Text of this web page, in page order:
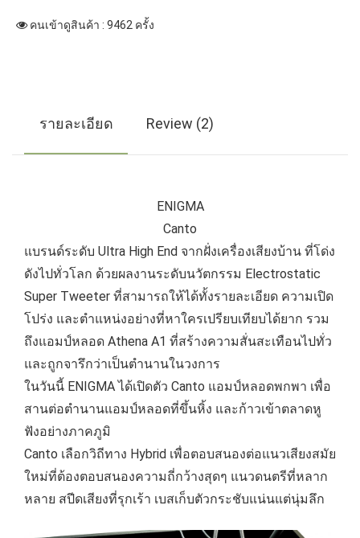
คนเข้าดูสินค้า : 9462 ครั้ง
รายละเอียด Review (2)
ENIGMA
Canto
แบรนด์ระดับ Ultra High End จากฝั่งเครื่องเสียงบ้าน ที่โด่ง
ดังไปทั่วโลก ด้วยผลงานระดับนวัตกรรม Electrostatic
Super Tweeter ที่สามารถให้ได้ทั้งรายละเอียด ความเปิด
โปร่ง และตำแหน่งอย่างที่หาใครเปรียบเทียบได้ยาก รวม
ถึงแอมป์หลอด Athena A1 ที่สร้างความสั่นสะเทือนไปทั่ว
และถูกจารึกว่าเป็นตำนานในวงการ
ในวันนี้ ENIGMA ได้เปิดตัว Canto แอมป์หลอดพกพา เพื่อ
สานต่อตำนานแอมป์หลอดที่ขึ้นหิ้ง และก้าวเข้าตลาดหู
ฟังอย่างภาคภูมิ
Canto เลือกวิถีทาง Hybrid เพื่อตอบสนองต่อแนวเสียงสมัย
ใหม่ที่ต้องตอบสนองความถี่กว้างสุดๆ แนวดนตรีที่หลาก
หลาย สปีดเสียงที่รุกเร้า เบสเก็บตัวกระชับแน่นแต่นุ่มลึก